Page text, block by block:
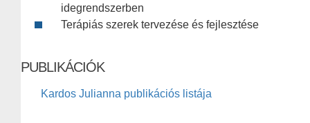
idegrendszerben
Terápiás szerek tervezése és fejlesztése
PUBLIKÁCIÓK
Kardos Julianna publikációs listája